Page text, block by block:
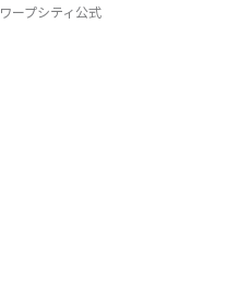
ワープシティ公式